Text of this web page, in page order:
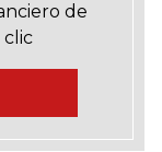
de
clic